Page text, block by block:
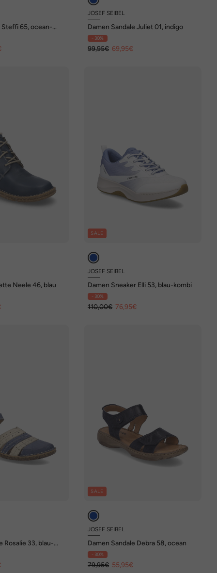
Steffi 65, ocean-
JOSEF SEIBEL
Damen Sandale Juliet 01, indigo
- 30%
99,95€ 69,95€
Neele 46, blau
SALE
JOSEF SEIBEL
Damen Sneaker Elli 53, blau-kombi
- 30%
110,00€ 76,95€
Rosalie 33, blau-
SALE
JOSEF SEIBEL
Damen Sandale Debra 58, ocean
- 30%
79,95€ 55,95€